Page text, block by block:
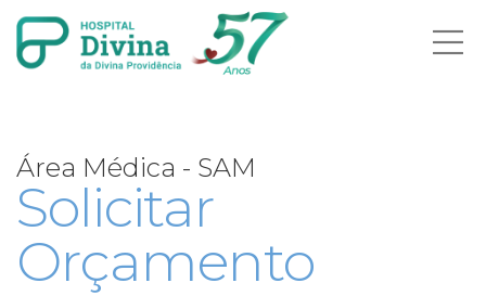
Área Médica - SAM
Solicitar
Orçamento